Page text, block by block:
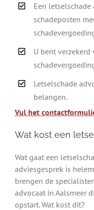
Een
schadeposten
U bent
Letselschade
belangen.
Vul het
Wat kost een
Wat gaat een
adviesgesprek is
brengen de
advocaat in Aalsmeer
opstart. Wat kost dit?